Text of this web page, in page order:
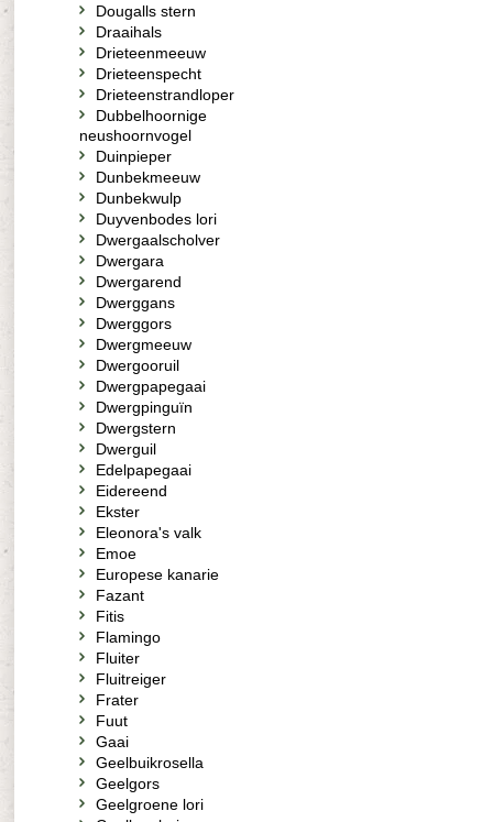
Dougalls stern
Draaihals
Drieteenmeeuw
Drieteenspecht
Drieteenstrandloper
Dubbelhoornige
neushoornvogel
Duinpieper
Dunbekmeeuw
Dunbekwulp
Duyvenbodes lori
Dwergaalscholver
Dwergara
Dwergarend
Dwerggans
Dwerggors
Dwergmeeuw
Dwergooruil
Dwergpapegaai
Dwergpinguïn
Dwergstern
Dwerguil
Edelpapegaai
Eidereend
Ekster
Eleonora's valk
Emoe
Europese kanarie
Fazant
Fitis
Flamingo
Fluiter
Fluitreiger
Frater
Fuut
Gaai
Geelbuikrosella
Geelgors
Geelgroene lori